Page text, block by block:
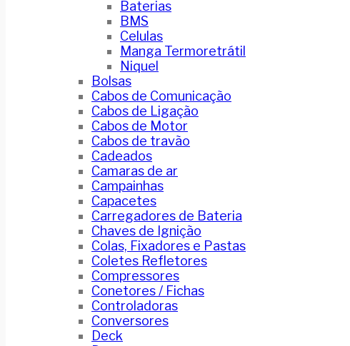
Baterias
BMS
Celulas
Manga Termoretrátil
Niquel
Bolsas
Cabos de Comunicação
Cabos de Ligação
Cabos de Motor
Cabos de travão
Cadeados
Camaras de ar
Campainhas
Capacetes
Carregadores de Bateria
Chaves de Ignição
Colas, Fixadores e Pastas
Coletes Refletores
Compressores
Conetores / Fichas
Controladoras
Conversores
Deck